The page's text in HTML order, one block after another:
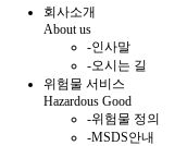
회사소개
About us
-인사말
-오시는 길
위험물 서비스
Hazardous Good
-위험물 정의
-MSDS안내